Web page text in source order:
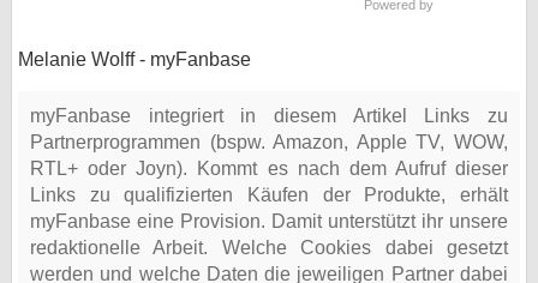
Powered by
Melanie Wolff - myFanbase
myFanbase integriert in diesem Artikel Links zu
Partnerprogrammen (bspw. Amazon, Apple TV, WOW,
RTL+ oder Joyn). Kommt es nach dem Aufruf dieser
Links zu qualifizierten Käufen der Produkte, erhält
myFanbase eine Provision. Damit unterstützt ihr unsere
redaktionelle Arbeit. Welche Cookies dabei gesetzt
werden und welche Daten die jeweiligen Partner dabei